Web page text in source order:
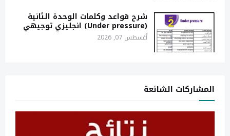
شرح قواعد وكلمات الوحدة الثانية
(Under pressure) انجليزي توجيهي
أغسطس 07, 2026
المشاركات الشائعة